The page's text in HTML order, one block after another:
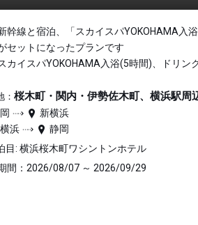
幹線と宿泊、「スカイスパYOKOHAMA入
セットになったプランです
カイスパYOKOHAMA入浴(5時間)、ドリン
： 桜木町・関内・伊勢佐木町、横浜駅周
新横浜
浜
静岡
目: 横浜桜木町ワシントンホテル
間：2026/08/07 ～ 2026/09/29